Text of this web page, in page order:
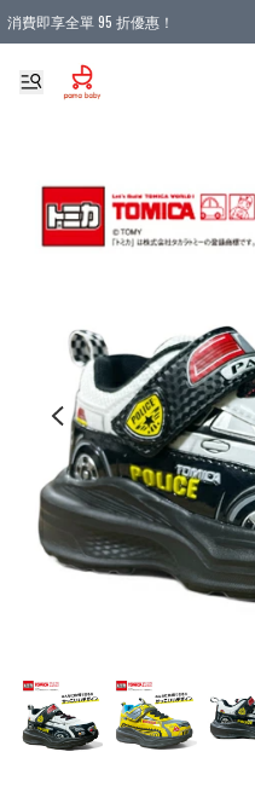
消費即享全單 95 折優惠！
購物滿 HKD 900.00即享免運費優惠！